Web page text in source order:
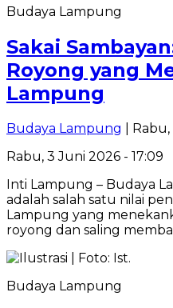
Budaya Lampung
Sakai
Royong yang
Lampung
Budaya Lampung
|
Rabu, 3 Juni 2026 - 17:09
Inti Lampung – Budaya
adalah salah satu nilai
Lampung yang
royong dan saling
Budaya Lampung